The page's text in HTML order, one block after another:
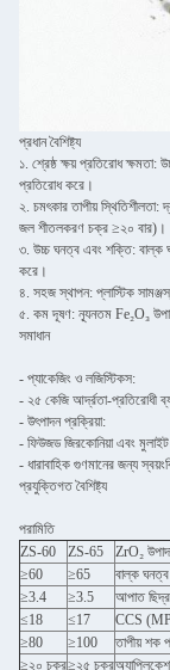
প্রধান বৈশিষ্ট্য
১. শ্রেষ্ঠ ক্ষয় প্রতিরোধ ক্ষমতা:
প্রতিরোধ করে।
২. চমৎকার তাপীয়
জল শীতলকরণ চক্র ≥২০ বার)।
৩. উচ্চ ঘনত্ব এবং শক্তি: বাল্ক
করে।
৪. সহজ স্থাপন: প্লাস্টিক
৫. কম দূষণ: ন্যূনতম Fe₂O₃
সমাধান
- প্যাকেজিং ও লজিস্টিকস:
- ২৫ কেজি আর্দ্রতা-প্রতিরোধী
- উৎপাদন প্রক্রিয়া:
- ফিউজড জিরকোনিয়া এবং
- ধারাবাহিক গুণমানের জন্য
প্রযুক্তিগত বৈশিষ্ট্য
পরামিতি
ZS-60
ZS-65
ZrO₂
≥60
≥65
বাল্ক
≥3.4
≥3.5
আপাত
≤18
≤17
CCS
≥80
≥100
তাপীয় শক
≥২০ চক্র≥২৫ চক্র